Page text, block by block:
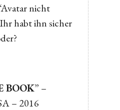
nicht
habt ihn sicher
BOOK” –
– 2016